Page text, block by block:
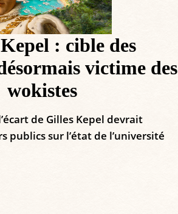
: cible des
victime des
wokistes
de Gilles Kepel devrait
publics sur l’état de l’université